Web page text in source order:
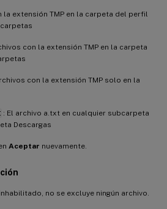
la extensión TMP en la carpeta del perfil
con la extensión TMP en la carpeta
con la extensión TMP solo en la
: El archivo a.txt en cualquier subcarpeta
Descargas
Aceptar nuevamente.
no se excluye ningún archivo.